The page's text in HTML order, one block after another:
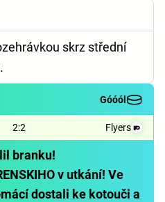
skrz střední
Góóól
2:2 Flyers
branku!
v utkání! Ve
dostali ke kotouči a